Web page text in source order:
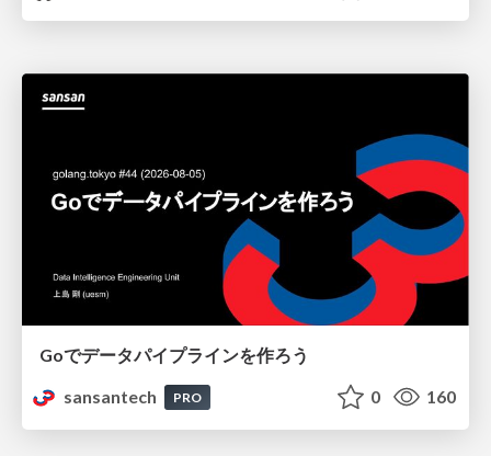
Goでデータパイプラインを作ろう
sansantech
PRO 0 160